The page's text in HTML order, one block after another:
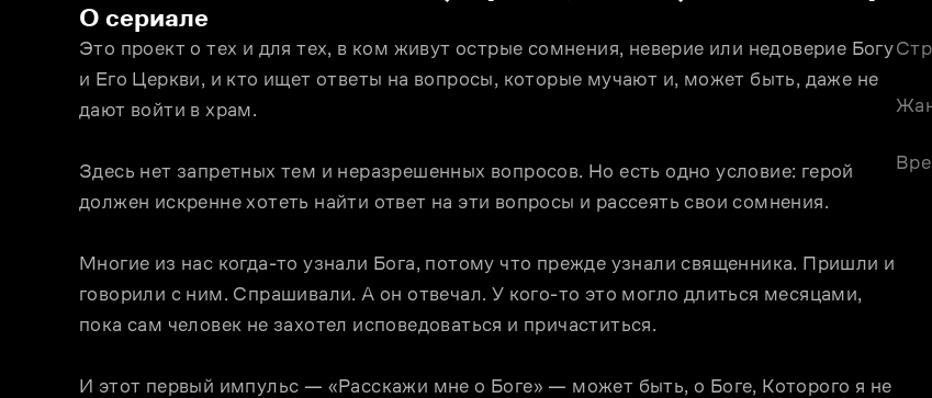
О сериале
Это проект о тех и для тех, в ком живут острые сомнения, неверие или недоверие Богу
и Его Церкви, и кто ищет ответы на вопросы, которые мучают и, может быть, даже не
дают войти в храм.
Здесь нет запретных тем и неразрешенных вопросов. Но есть одно условие: герой
должен искренне хотеть найти ответ на эти вопросы и рассеять свои сомнения.
Многие из нас когда-то узнали Бога, потому что прежде узнали священника. Пришли и
говорили с ним. Спрашивали. А он отвечал. У кого-то это могло длиться месяцами,
пока сам человек не захотел исповедоваться и причаститься.
И этот первый импульс — «Расскажи мне о Боге» — может быть, о Боге, Которого я не